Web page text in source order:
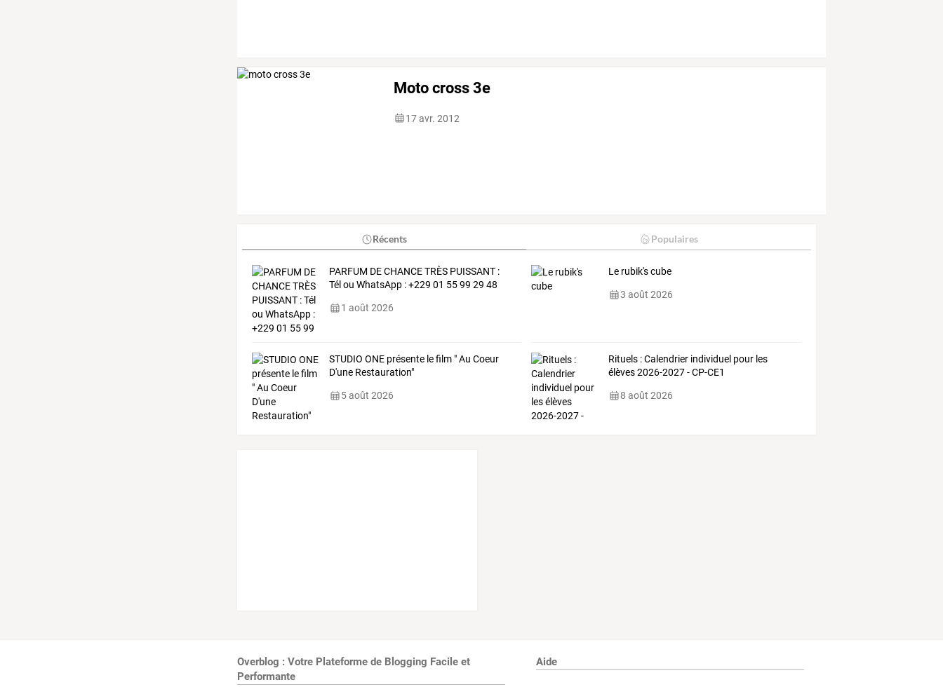
Moto cross 3e
17 avr. 2012
Récents Populaires
PARFUM DE CHANCE TRÈS PUISSANT :
Tél ou WhatsApp : +229 01 55 99 29 48
1 août 2026
Le rubik's cube
3 août 2026
STUDIO ONE présente le film " Au Coeur
D'une Restauration"
5 août 2026
Rituels : Calendrier individuel pour les
élèves 2026-2027 - CP-CE1
8 août 2026
Overblog : Votre Plateforme de Blogging Facile et
Performante
Aide